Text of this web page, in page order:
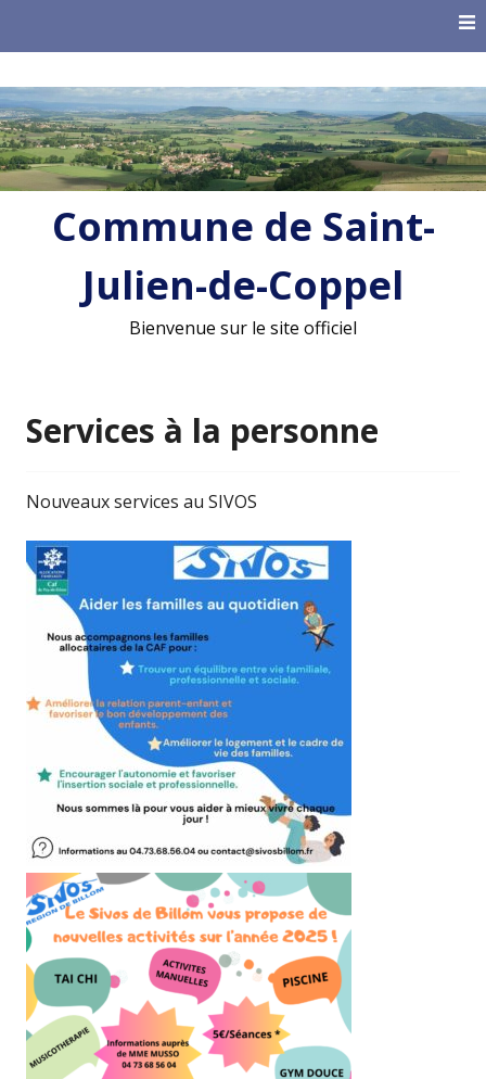
Commune de Saint-
Julien-de-Coppel
Bienvenue sur le site officiel
Services à la personne
Nouveaux services au SIVOS